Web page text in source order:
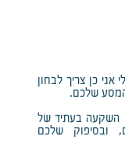
כן צריך לבחון
המסע שלכם.
השקעה בעתיד של
ובסיפוק שלכם